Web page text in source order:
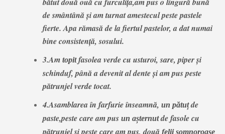
de smântână și am turnat amestecul peste pastele
fierte. Apa rămasă de la fiertul pastelor, a dat numai
bine consistență, sosului.
3.Am topitfasolea verde cu usturoi, sare, piper și
schinduf, până a devenit al dente și am pus peste
pătrunjel verde tocat.
4.Asamblarea în farfurie înseamnă, un pătuțde
paste,peste care am pusun așternutde fasole cu
pătrunjel și peste care am pus, două felii somnoroase